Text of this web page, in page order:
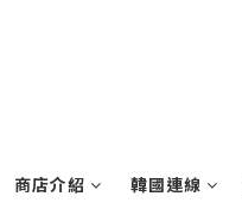
商店介紹 韓國連線